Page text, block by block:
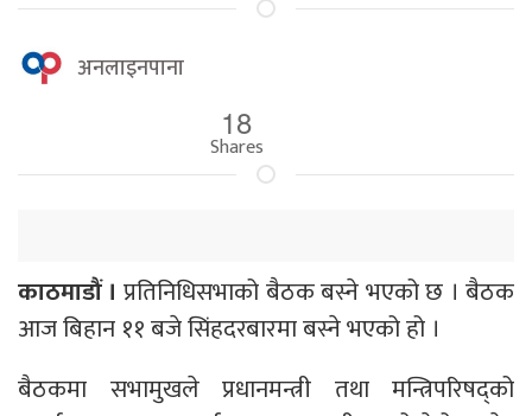
अनलाइनपाना
18
Shares
काठमाडौं । प्रतिनिधिसभाको बैठक बस्ने भएको छ । बैठक
आज बिहान ११ बजे सिंहदरबारमा बस्ने भएको हो ।
बैठकमा सभामुखले प्रधानमन्त्री तथा मन्त्रिपरिषद्को